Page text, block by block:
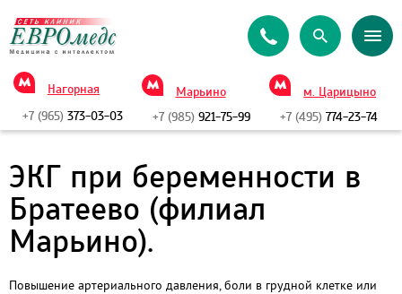
Нагорная
+7 (965) 373-03-03
Марьино
+7 (985)921-75-99
м. Царицыно
+7 (495) 774-23-74
ЭКГ при беременности в
Братеево (филиал
Марьино).
Повышение артериального давления, боли в грудной клетке или